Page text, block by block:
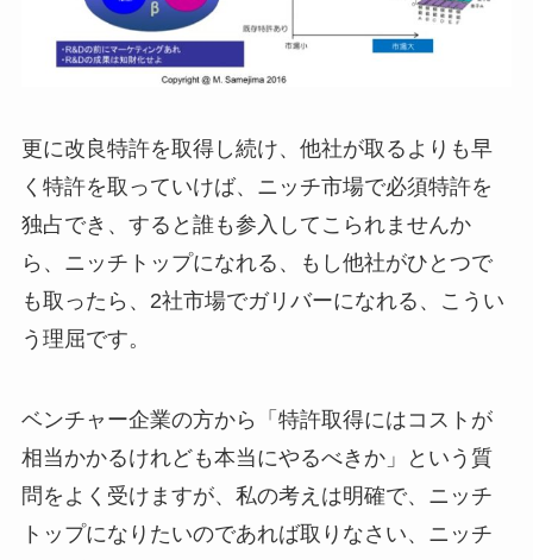
更に改良特許を取得し続け、他社が取るよりも早
く特許を取っていけば、ニッチ市場で必須特許を
独占でき、すると誰も参入してこられませんか
ら、ニッチトップになれる、もし他社がひとつで
も取ったら、2社市場でガリバーになれる、こうい
う理屈です。
ベンチャー企業の方から「特許取得にはコストが
相当かかるけれども本当にやるべきか」という質
問をよく受けますが、私の考えは明確で、ニッチ
トップになりたいのであれば取りなさい、ニッチ